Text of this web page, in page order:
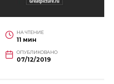
НА ЧТЕНИЕ
11 мин
ОПУБЛИКОВАНО
07/12/2019